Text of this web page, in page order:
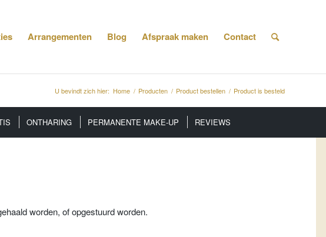
Arrangementen Blog Afspraak maken Contact
U bevindt zich hier: Home / Producten / Product bestellen / Product is besteld
ONTHARING PERMANENTE MAKE-UP REVIEWS
worden, of opgestuurd worden.